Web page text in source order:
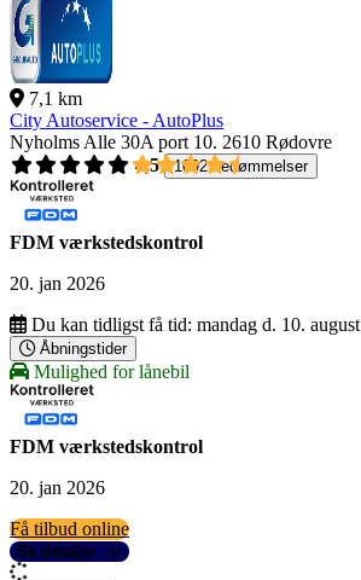
7,1 km
City Autoservice - AutoPlus
Nyholms Alle 30A port 10. 2610 Rødovre
4,5
1092 bedømmelser
FDM værkstedskontrol
20. jan 2026
Du kan tidligst få tid: mandag d. 10. august
Åbningstider
Mulighed for lånebil
FDM værkstedskontrol
20. jan 2026
Få tilbud online
Se detaljer